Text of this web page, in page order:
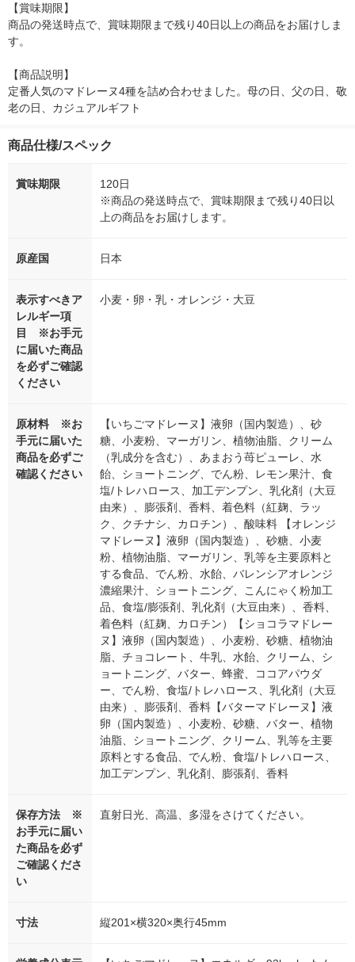
【賞味期限】
商品の発送時点で、賞味期限まで残り40日以上の商品をお届けしま
す。
【商品説明】
定番人気のマドレーヌ4種を詰め合わせました。母の日、父の日、敬
老の日、カジュアルギフト
商品仕様/スペック
賞味期限
120日
※商品の発送時点で、賞味期限まで残り40日以
上の商品をお届けします。
原産国 日本
表示すべきア
レルギー項
目 ※お手元
に届いた商品
を必ずご確認
ください
小麦・卵・乳・オレンジ・大豆
原材料 ※お
手元に届いた
商品を必ずご
確認ください
【いちごマドレーヌ】液卵（国内製造）、砂
糖、小麦粉、マーガリン、植物油脂、クリーム
（乳成分を含む）、あまおう苺ピューレ、水
飴、ショートニング、でん粉、レモン果汁、食
塩/トレハロース、加工デンプン、乳化剤（大豆
由来）、膨張剤、香料、着色料（紅麹、ラッ
ク、クチナシ、カロチン）、酸味料 【オレンジ
マドレーヌ】液卵（国内製造）、砂糖、小麦
粉、植物油脂、マーガリン、乳等を主要原料と
する食品、でん粉、水飴、バレンシアオレンジ
濃縮果汁、ショートニング、こんにゃく粉加工
品、食塩/膨張剤、乳化剤（大豆由来）、香料、
着色料（紅麹、カロチン）【ショコラマドレー
ヌ】液卵（国内製造）、小麦粉、砂糖、植物油
脂、チョコレート、牛乳、水飴、クリーム、シ
ョートニング、バター、蜂蜜、ココアパウダ
ー、でん粉、食塩/トレハロース、乳化剤（大豆
由来）、膨張剤、香料【バターマドレーヌ】液
卵（国内製造）、小麦粉、砂糖、バター、植物
油脂、ショートニング、クリーム、乳等を主要
原料とする食品、でん粉、食塩/トレハロース、
加工デンプン、乳化剤、膨張剤、香料
保存方法 ※
お手元に届い
た商品を必ず
ご確認くださ
い
直射日光、高温、多湿をさけてください。
寸法 縦201×横320×奥行45mm